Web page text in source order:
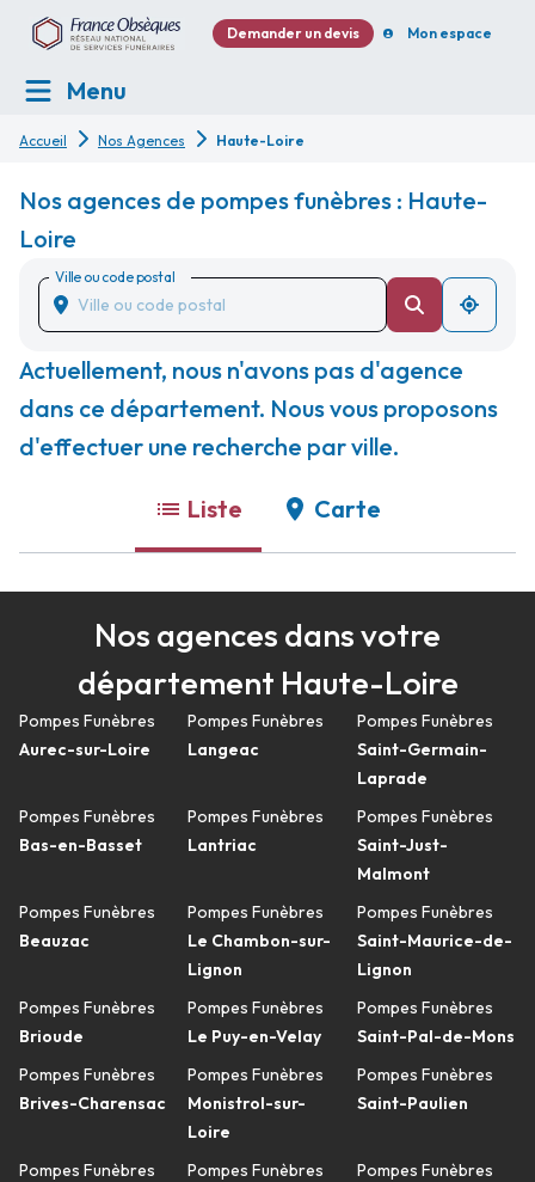
Demander un devis Mon espace
Menu
Accueil Nos Agences Haute-Loire
Nos agences de pompes funèbres : Haute-
Loire
Ville ou code postal
Actuellement, nous n'avons pas d'agence
dans ce département. Nous vous proposons
d'effectuer une recherche par ville.
Liste Carte
Nos agences dans votre
département Haute-Loire
Pompes Funèbres
Aurec-sur-Loire
Pompes Funèbres
Bas-en-Basset
Pompes Funèbres
Beauzac
Pompes Funèbres
Brioude
Pompes Funèbres
Brives-Charensac
Pompes Funèbres
Pompes Funèbres
Langeac
Pompes Funèbres
Lantriac
Pompes Funèbres
Le Chambon-sur-
Lignon
Pompes Funèbres
Le Puy-en-Velay
Pompes Funèbres
Monistrol-sur-
Loire
Pompes Funèbres
Pompes Funèbres
Saint-Germain-
Laprade
Pompes Funèbres
Saint-Just-
Malmont
Pompes Funèbres
Saint-Maurice-de-
Lignon
Pompes Funèbres
Saint-Pal-de-Mons
Pompes Funèbres
Saint-Paulien
Pompes Funèbres